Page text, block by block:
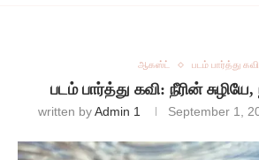
ஆகஸ்ட் படம் பார்த்து கவி
படம் பார்த்து கவி: நீரின் சுழியே,
written byAdmin 1 September 1,